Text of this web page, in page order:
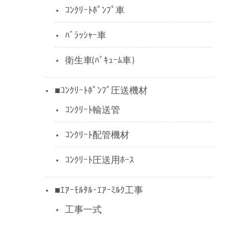
ｺﾝｸﾘｰﾄﾎﾟﾝﾌﾟ車
ﾊﾞﾗｯｼｬｰ車
衛生車(ﾊﾞｷｭｰﾑ車)
■ｺﾝｸﾘｰﾄﾎﾟﾝﾌﾟ圧送機材
ｺﾝｸﾘｰﾄ輸送管
ｺﾝｸﾘｰﾄ配管機材
ｺﾝｸﾘｰﾄ圧送用ﾎｰｽ
■ｴｱｰﾓﾙﾀﾙ･ｴｱｰﾐﾙｸ工事
工事一式